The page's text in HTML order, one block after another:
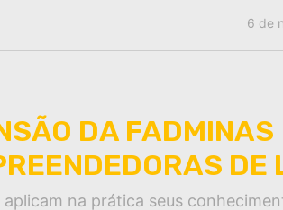
6 de
DA FADMINAS
DE
na prática seus